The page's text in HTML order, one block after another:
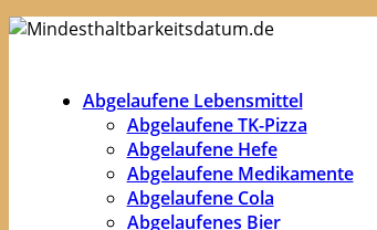
Abgelaufene Lebensmittel
Abgelaufene TK-Pizza
Abgelaufene Hefe
Abgelaufene Medikamente
Abgelaufene Cola
Abgelaufenes Bier